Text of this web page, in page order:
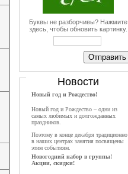
Буквы не разборчивы? Нажмите
здесь, чтобы обновить картинку.
Новости
Новый год и Рождество!
Новый год и Рождество – одни из
самых любимых и долгожданных
праздников.
Поэтому в конце декабря традиционно
в наших центрах занятия посвящены
этим событиям.
Новогодний набор в группы!
Акции, скидки!